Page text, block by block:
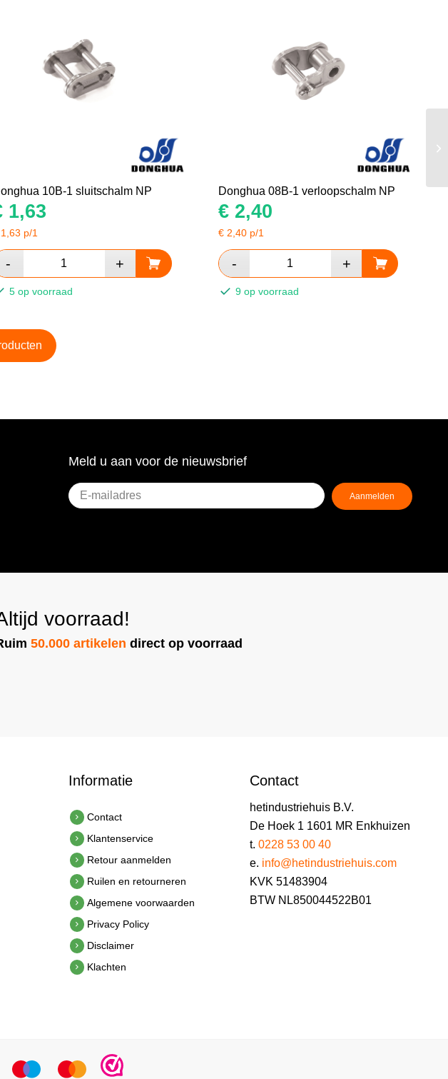
10B-1 sluitschalm NP
1,63
1,63 p/1
5 op voorraad
Donghua 08B-1 verloopschalm NP
€2,40
€ 2,40p/1
9 op voorraad
Meld u aan voor de nieuwsbrief
E-
mailadres(Vereist)
Aanmelden
voorraad!
50.000 artikelen direct op voorraad
Informatie
Contact
Klantenservice
Retour aanmelden
Ruilen en retourneren
Algemene voorwaarden
Privacy Policy
Disclaimer
Klachten
Contact
hetindustriehuis B.V.
De Hoek 1 1601 MR Enkhuizen
t. 0228 53 00 40
e. info@hetindustriehuis.com
KVK 51483904
BTW NL850044522B01